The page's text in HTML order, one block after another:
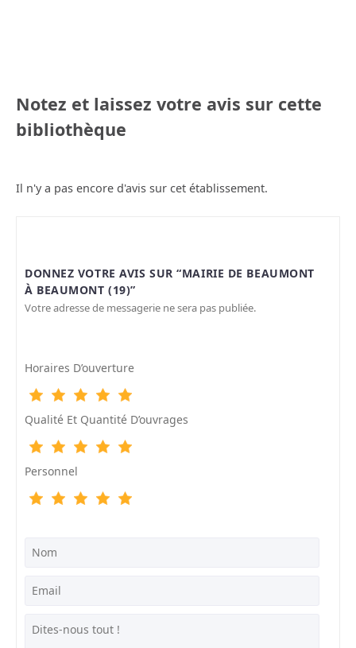
Notez et laissez votre avis sur cette
bibliothèque
Il n'y a pas encore d'avis sur cet établissement.
DONNEZ VOTRE AVIS SUR “MAIRIE DE BEAUMONT
À BEAUMONT (19)”
Votre adresse de messagerie ne sera pas publiée.
Horaires D’ouverture
Qualité Et Quantité D’ouvrages
Personnel